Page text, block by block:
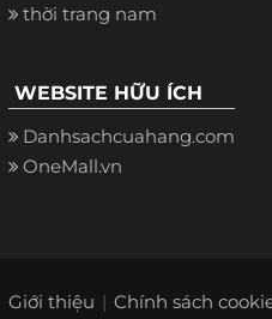
thời trang nam
WEBSITE HỮU ÍCH
Danhsachcuahang.com
OneMall.vn
Giới thiệu Chính sách